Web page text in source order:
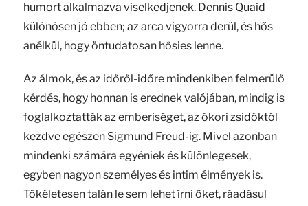
humort alkalmazva viselkedjenek. Dennis Quaid
különösen jó ebben; az arca vigyorra derül, és hős
anélkül, hogy öntudatosan hősies lenne.
Az álmok, és az időről-időre mindenkiben felmerülő
kérdés, hogy honnan is erednek valójában, mindig is
foglalkoztatták az emberiséget, az ókori zsidóktól
kezdve egészen Sigmund Freud-ig. Mivel azonban
mindenki számára egyéniek és különlegesek,
egyben nagyon személyes és intim élmények is.
Tökéletesen talán le sem lehet írni őket, ráadásul